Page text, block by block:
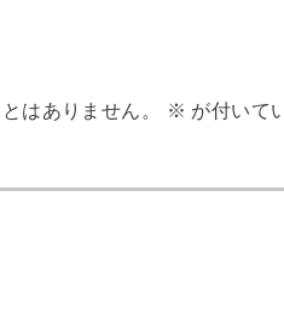
はありません。 ※ が付いて